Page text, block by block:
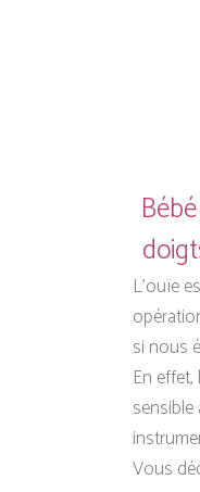
L’ouïe
si nous
En
sensible
Vous